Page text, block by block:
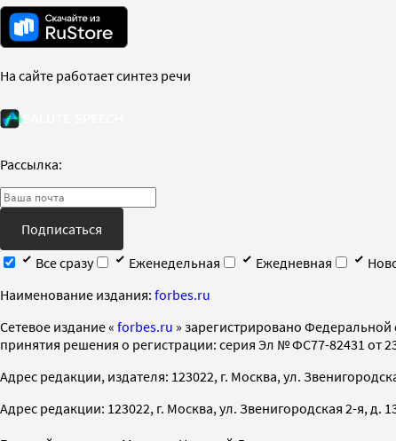
На сайте работает синтез речи
Рассылка:
Подписаться
Все сразу
Еженедельная Ежедневная
Наименование издания: forbes.ru
Cетевое издание « forbes.ru » зарегистрировано
принятия решения о регистрации: серия Эл № ФС77-82431 от
Адрес редакции, издателя: 123022, г. Москва, ул.
Адрес редакции: 123022, г. Москва, ул. Звенигородская 2-я, д.